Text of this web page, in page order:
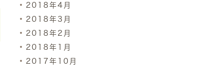
2018年4月
2018年3月
2018年2月
2018年1月
2017年10月